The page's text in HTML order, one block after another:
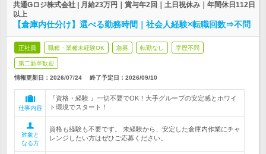
共通Gロジ株式会社 | 月給23万円｜賞与年2回｜土日祝休み｜年間休日112日
以上
【倉庫内仕分け】選べる勤務時間｜社会人経験×転職回数⇒不問
正社員 職種・業種未経験OK 急募 転勤なし 学歴不問
第二新卒歓迎
情報更新日：2026/07/24 終了予定日： 2026/09/10
仕事内容
『資格・経験 』一切不要でOK！大手グループの安定感とホワイ
ト環境でスタート！
対象と
なる方
資格も経験も不要です。 未経験から、安定した倉庫内作業にチャ
レンジしたい方はぜひご応募ください。